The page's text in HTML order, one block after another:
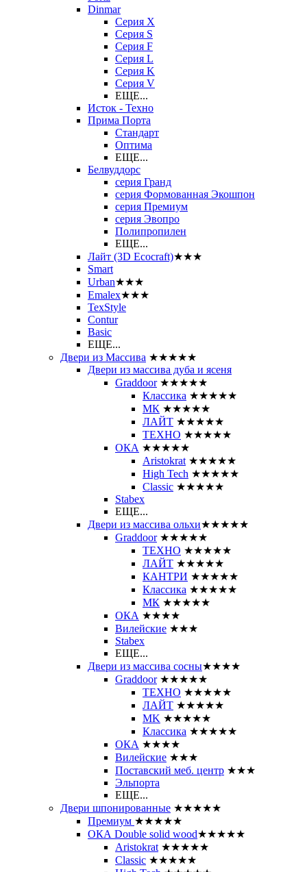
Dinmar
Серия X
Серия S
Серия F
Серия L
Серия K
Серия V
ЕЩЕ...
Исток - Техно
Прима Порта
Стандарт
Оптима
ЕЩЕ...
Белвуддорс
серия Гранд
серия Формованная Экошпон
серия Премиум
серия Эвопро
Полипропилен
ЕЩЕ...
Лайт (3D Ecocraft)★★★
Smart
Urban★★★
Emalex★★★
TexStyle
Contur
Basic
ЕЩЕ...
Двери из Массива ★★★★★
Двери из массива дуба и ясеня
Graddoor ★★★★★
Классика ★★★★★
МК ★★★★★
ЛАЙТ ★★★★★
ТЕХНО ★★★★★
ОКА ★★★★★
Aristokrat ★★★★★
High Tech ★★★★★
Classic ★★★★★
Stabex
ЕЩЕ...
Двери из массива ольхи★★★★★
Graddoor ★★★★★
ТЕХНО ★★★★★
ЛАЙТ ★★★★★
КАНТРИ ★★★★★
Классика ★★★★★
МК ★★★★★
ОКА ★★★★
Вилейские ★★★
Stabex
ЕЩЕ...
Двери из массива сосны★★★★
Graddoor ★★★★★
ТЕХНО ★★★★★
ЛАЙТ ★★★★★
MK ★★★★★
Классика ★★★★★
ОКА ★★★★
Вилейские ★★★
Поставский меб. центр ★★★
Эльпорта
ЕЩЕ...
Двери шпонированные ★★★★★
Премиум ★★★★★
ОКА Double solid wood★★★★★
Aristokrat ★★★★★
Classic ★★★★★